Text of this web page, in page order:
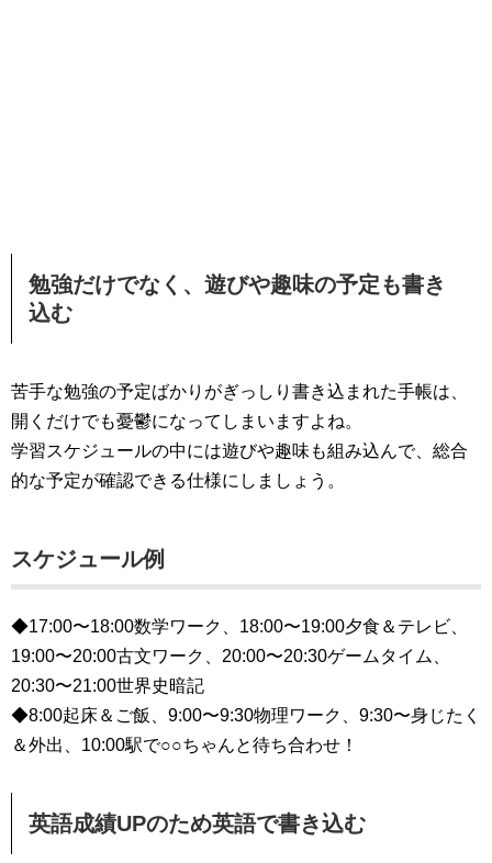
勉強だけでなく、遊びや趣味の予定も書き
込む
苦手な勉強の予定ばかりがぎっしり書き込まれた手帳は、
開くだけでも憂鬱になってしまいますよね。
学習スケジュールの中には遊びや趣味も組み込んで、総合
的な予定が確認できる仕様にしましょう。
スケジュール例
◆17:00〜18:00数学ワーク、18:00〜19:00夕食＆テレビ、
19:00〜20:00古文ワーク、20:00〜20:30ゲームタイム、
20:30〜21:00世界史暗記
◆8:00起床＆ご飯、9:00〜9:30物理ワーク、9:30〜身じたく
＆外出、10:00駅で○○ちゃんと待ち合わせ！
英語成績UPのため英語で書き込む